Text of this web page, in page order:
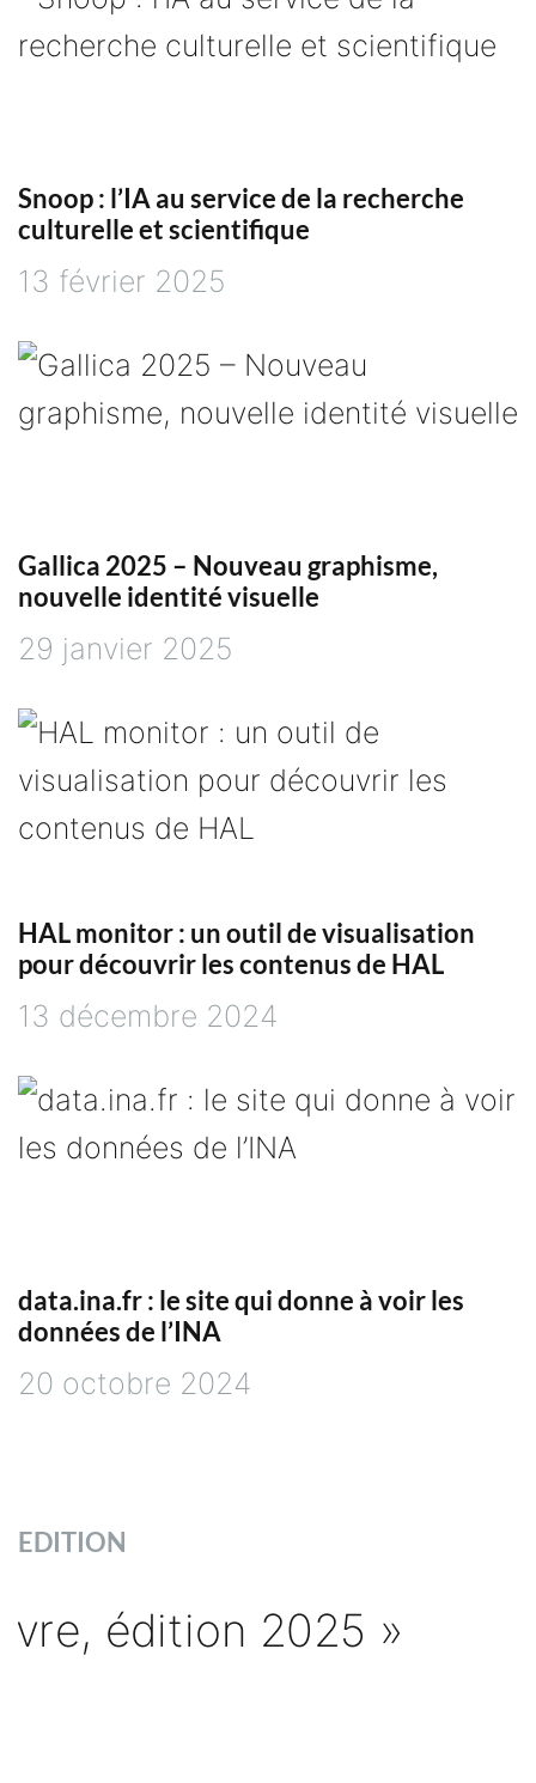
t
l
e
Snoop : l’IA au service de la recherche
culturelle et scientifique
13 février 2025
Gallica 2025 – Nouveau graphisme,
nouvelle identité visuelle
29 janvier 2025
HAL monitor : un outil de visualisation
pour découvrir les contenus de HAL
13 décembre 2024
data.ina.fr : le site qui donne à voir les
données de l’INA
20 octobre 2024
EDITION